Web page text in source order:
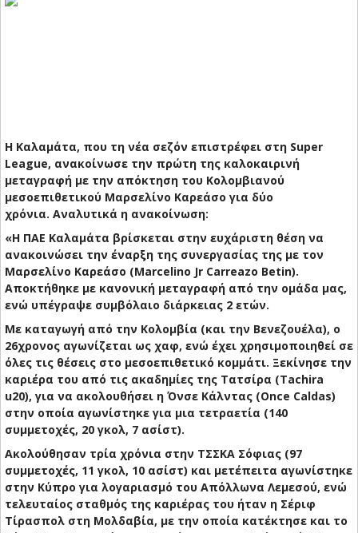
H Καλαμάτα, που τη νέα σεζόν επιστρέφει στη Super
League, ανακοίνωσε την πρώτη της καλοκαιρινή
μεταγραφή με την απόκτηση του Κολομβιανού
μεσοεπιθετικού Μαρσελίνο Καρεάσο για δύο
χρόνια. Αναλυτικά η ανακοίνωση:
«Η ΠΑΕ Καλαμάτα βρίσκεται στην ευχάριστη θέση να
ανακοινώσει την έναρξη της συνεργασίας της με τον
Μαρσελίνο Καρεάσο (Marcelino Jr Carreazo Betin).
Αποκτήθηκε με κανονική μεταγραφή από την ομάδα μας,
ενώ υπέγραψε συμβόλαιο διάρκειας 2 ετών.
Με καταγωγή από την Κολομβία (και την Βενεζουέλα), ο
26χρονος αγωνίζεται ως χαφ, ενώ έχει χρησιμοποιηθεί σε
όλες τις θέσεις στο μεσοεπιθετικό κομμάτι. Ξεκίνησε την
καριέρα του από τις ακαδημίες της Τατσίρα (Tachira
u20), για να ακολουθήσει η Όνσε Κάλντας (Once Caldas)
στην οποία αγωνίστηκε για μια τετραετία (140
συμμετοχές, 20 γκολ, 7 ασίστ).
Ακολούθησαν τρία χρόνια στην ΤΣΣΚΑ Σόφιας (97
συμμετοχές, 11 γκολ, 10 ασίστ) και μετέπειτα αγωνίστηκε
στην Κύπρο για λογαριασμό του Απόλλωνα Λεμεσού, ενώ
τελευταίος σταθμός της καριέρας του ήταν η Σέριφ
Τίρασπολ στη Μολδαβία, με την οποία κατέκτησε και το